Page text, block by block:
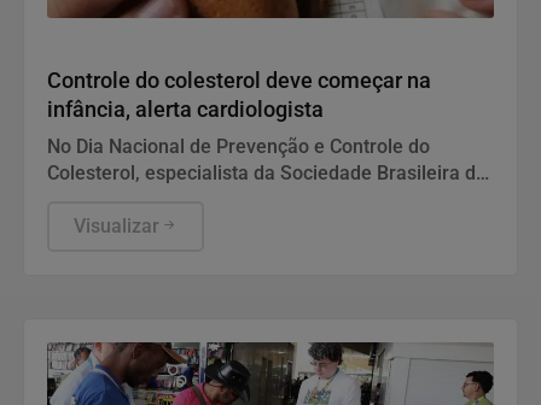
Controle do colesterol deve começar na
infância, alerta cardiologista
No Dia Nacional de Prevenção e Controle do
Colesterol, especialista da Sociedade Brasileira de
anos, alimentação equilibrada e atividade física.
Visualizar